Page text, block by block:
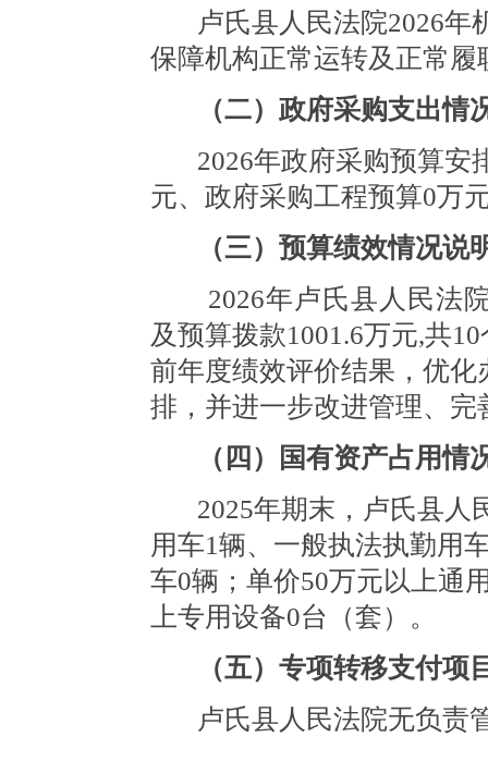
卢氏县人民法院2026年
保障机构正常运转及正常履
（二）政府采购支出情
2026年政府采购预算安
元、政府采购工程预算0万
（三） 预算绩效情况说
2026年卢氏县人民法
及预算拨款1001.6万元,共
前年度绩效评价结果，优
排，并进一步改进管理、完
（四）国有资产占用情
2025年期末，卢氏县人
用车1辆、一般执法执勤用
车0辆；单价50万元以上通
上专用设备0台（套）。
（五）专项转移支付项
卢氏县人民法院无负责